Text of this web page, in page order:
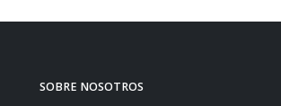
SOBRE NOSOTROS